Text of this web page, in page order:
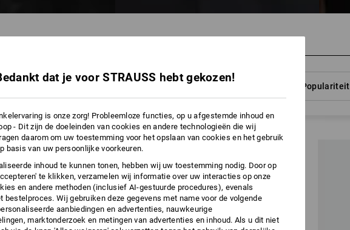
andere Filters Populariteit
dat je voor STRAUSS hebt gekozen!
is onze zorg! Probleemloze functies, op u afgestemde inhoud en
- Dit zijn de doeleinden van cookies en andere technologieën die wij
daarom om uw toestemming voor het opslaan van cookies en het gebruik
basis van uw persoonlijke voorkeuren.
inhoud te kunnen tonen, hebben wij uw toestemming nodig. Door op
te klikken, verzamelen wij informatie over uw interacties op onze
en andere methoden (inclusief AI-gestuurde procedures), evenals
bestelproces. Wij gebruiken deze gegevens met name voor de volgende
aanbiedingen en advertenties, nauwkeurige
marktonderzoek en metingen van advertenties en inhoud. Als u dit niet